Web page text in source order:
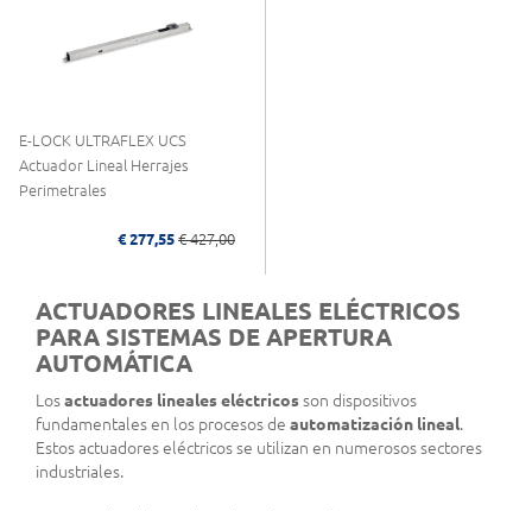
E-LOCK ULTRAFLEX UCS
Actuador Lineal Herrajes
Perimetrales
€ 277,55 € 427,00
ACTUADORES LINEALES ELÉCTRICOS
PARA SISTEMAS DE APERTURA
AUTOMÁTICA
Losactuadores lineales eléctricosson dispositivos
fundamentales en los procesos de automatización lineal.
Estos actuadores eléctricos se utilizan en numerosos sectores
industriales.